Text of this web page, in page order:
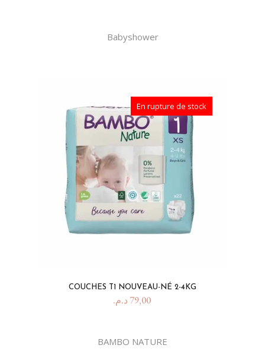
Babyshower
En rupture de stock
COUCHES T1 NOUVEAU-NÉ 2-4KG
79,00 د.م.
BAMBO NATURE